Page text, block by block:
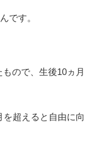
です。
ので、生後10ヵ月
超えると自由に向